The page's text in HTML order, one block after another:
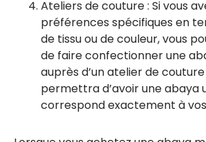
Ateliers de couture : Si vous
préférences spécifiques en
de tissu ou de couleur, vous
de faire confectionner une
auprès d’un atelier de
permettra d’avoir une abaya
correspond exactement à